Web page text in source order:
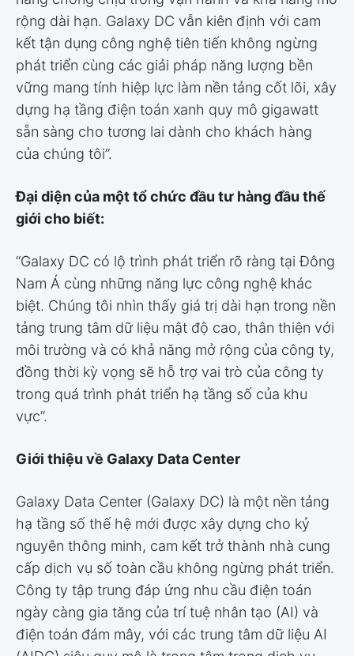
rộng dài hạn. Galaxy DC vẫn kiên định với cam
kết tận dụng công nghệ tiên tiến không ngừng
phát triển cùng các giải pháp năng lượng bền
vững mang tính hiệp lực làm nền tảng cốt lõi, xây
dựng hạ tầng điện toán xanh quy mô gigawatt
sẵn sàng cho tương lai dành cho khách hàng
của chúng tôi”.
Đại diện của một tổ chức đầu tư hàng đầu thế
giới cho biết:
“Galaxy DC có lộ trình phát triển rõ ràng tại Đông
Nam Á cùng những năng lực công nghệ khác
biệt. Chúng tôi nhìn thấy giá trị dài hạn trong nền
tảng trung tâm dữ liệu mật độ cao, thân thiện với
môi trường và có khả năng mở rộng của công ty,
đồng thời kỳ vọng sẽ hỗ trợ vai trò của công ty
trong quá trình phát triển hạ tầng số của khu
vực”.
Giới thiệu về Galaxy Data Center
Galaxy Data Center (Galaxy DC) là một nền tảng
hạ tầng số thế hệ mới được xây dựng cho kỷ
nguyên thông minh, cam kết trở thành nhà cung
cấp dịch vụ số toàn cầu không ngừng phát triển.
Công ty tập trung đáp ứng nhu cầu điện toán
ngày càng gia tăng của trí tuệ nhân tạo (AI) và
điện toán đám mây, với các trung tâm dữ liệu AI